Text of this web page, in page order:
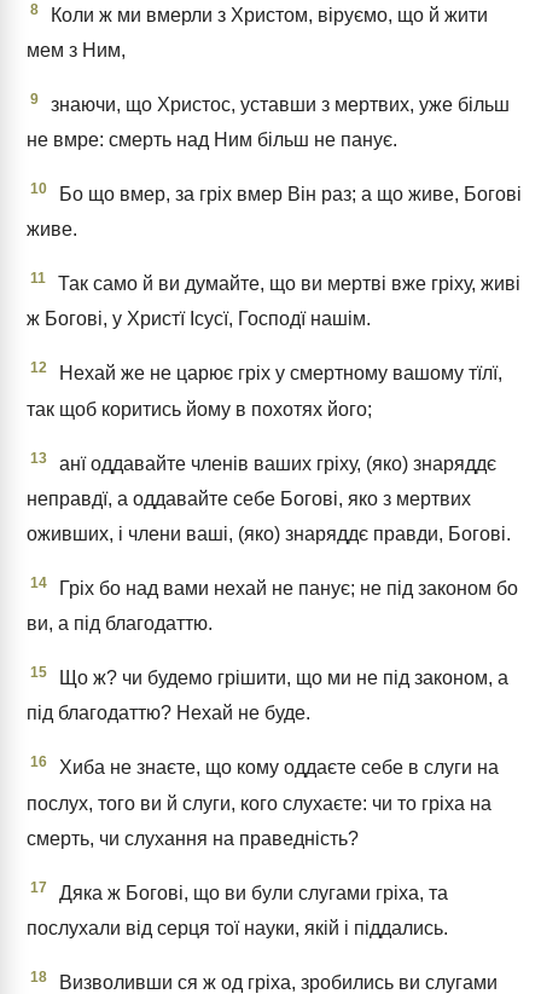
8
Коли ж ми вмерли з Христом, віруємо, що й жити
мем з Ним,
9
знаючи, що Христос, уставши з мертвих, уже більш
не вмре: смерть над Ним більш не панує.
10
Бо що вмер, за гріх вмер Він раз; а що живе, Богові
живе.
11
Так само й ви думайте, що ви мертві вже гріху, живі
ж Богові, у Христї Ісусї, Господї нашім.
12
Нехай же не царює гріх у смертному вашому тїлї,
так щоб коритись йому в похотях його;
13
анї оддавайте членів ваших гріху, (яко) знаряддє
неправдї, а оддавайте себе Богові, яко з мертвих
оживших, і члени ваші, (яко) знаряддє правди, Богові.
14
Гріх бо над вами нехай не панує; не під законом бо
ви, а під благодаттю.
15
Що ж? чи будемо грішити, що ми не під законом, а
під благодаттю? Нехай не буде.
16
Хиба не знаєте, що кому оддаєте себе в слуги на
послух, того ви й слуги, кого слухаєте: чи то гріха на
смерть, чи слухання на праведність?
17
Дяка ж Богові, що ви були слугами гріха, та
послухали від серця тої науки, якій і піддались.
18
Визволивши ся ж од гріха, зробились ви слугами